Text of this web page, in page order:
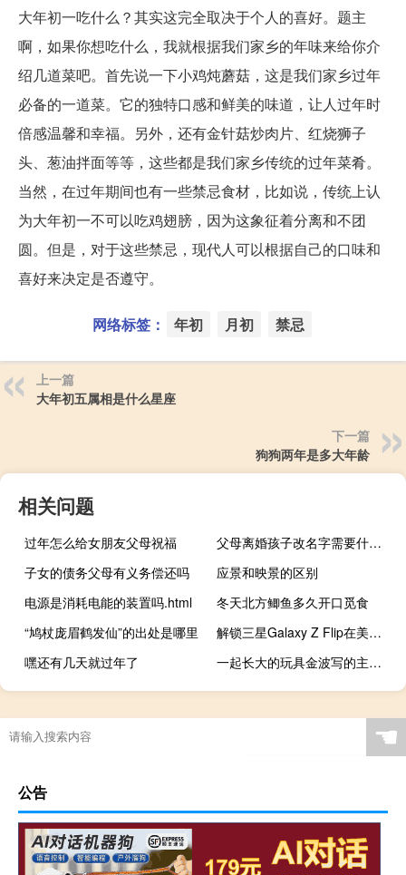
大年初一吃什么？其实这完全取决于个人的喜好。题主
啊，如果你想吃什么，我就根据我们家乡的年味来给你介
绍几道菜吧。首先说一下小鸡炖蘑菇，这是我们家乡过年
必备的一道菜。它的独特口感和鲜美的味道，让人过年时
倍感温馨和幸福。另外，还有金针菇炒肉片、红烧狮子
头、葱油拌面等等，这些都是我们家乡传统的过年菜肴。
当然，在过年期间也有一些禁忌食材，比如说，传统上认
为大年初一不可以吃鸡翅膀，因为这象征着分离和不团
圆。但是，对于这些禁忌，现代人可以根据自己的口味和
喜好来决定是否遵守。
网络标签： 年初 月初 禁忌
上一篇
大年初五属相是什么星座
下一篇
狗狗两年是多大年龄
相关问题
过年怎么给女朋友父母祝福
父母离婚孩子改名字需要什么资料
子女的债务父母有义务偿还吗
应景和映景的区别
电源是消耗电能的装置吗.html
冬天北方鲫鱼多久开口觅食
“鸠杖庞眉鹤发仙”的出处是哪里
解锁三星Galaxy Z Flip在美国售罄
嘿还有几天就过年了
一起长大的玩具金波写的主要讲了什么（一起长大的玩具金波）
☚
公告